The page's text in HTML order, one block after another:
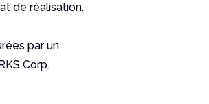
de réalisation.
par un
Corp.